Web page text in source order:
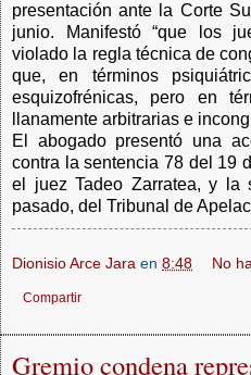
presentación ante la Corte
junio. Manifestó “que los
violado la regla técnica de
que, en términos
esquizofrénicas, pero en
llanamente arbitrarias e
El abogado presentó una
contra la sentencia 78 del 19
el juez Tadeo Zarratea, y
pasado, del Tribunal de
Dionisio Arce Jara en 8:48 No
Compartir
Gremio condena